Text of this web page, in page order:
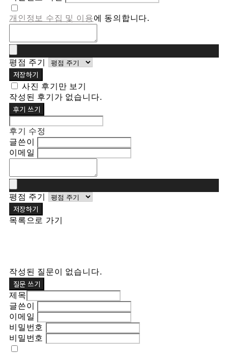
개인정보 수집 및 이용에 동의합니다.
평점 주기
저장하기
사진 후기만 보기
작성된 후기가 없습니다.
후기 쓰기
후기 수정
글쓴이
이메일
평점 주기
저장하기
목록으로 가기
작성된 질문이 없습니다.
질문 쓰기
제목
글쓴이
이메일
비밀번호
비밀번호